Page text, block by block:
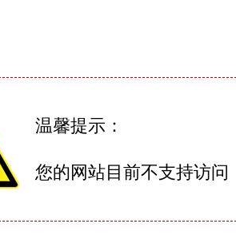
温馨提示：
您的网站目前不支持访